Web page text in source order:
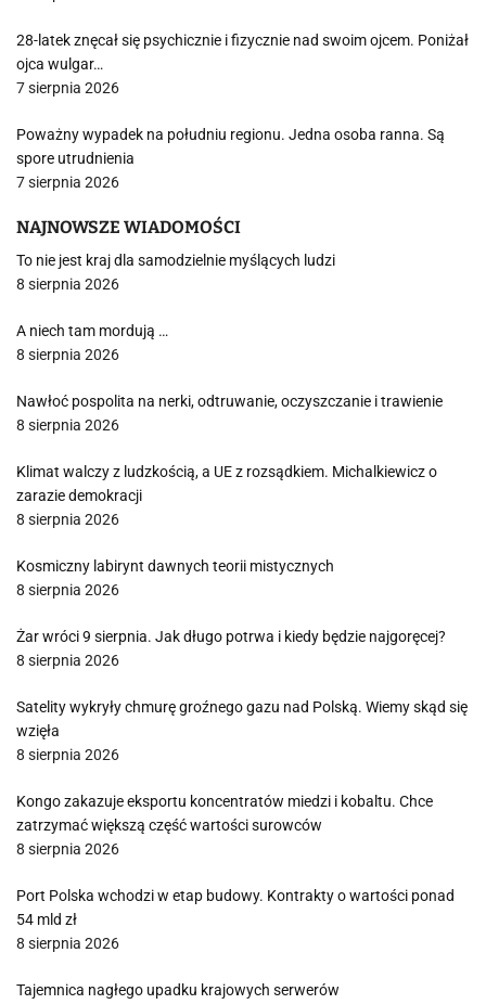
28-latek znęcał się psychicznie i fizycznie nad swoim ojcem. Poniżał
ojca wulgar…
7 sierpnia 2026
Poważny wypadek na południu regionu. Jedna osoba ranna. Są
spore utrudnienia
7 sierpnia 2026
NAJNOWSZE WIADOMOŚCI
To nie jest kraj dla samodzielnie myślących ludzi
8 sierpnia 2026
A niech tam mordują …
8 sierpnia 2026
Nawłoć pospolita na nerki, odtruwanie, oczyszczanie i trawienie
8 sierpnia 2026
Klimat walczy z ludzkością, a UE z rozsądkiem. Michalkiewicz o
zarazie demokracji
8 sierpnia 2026
Kosmiczny labirynt dawnych teorii mistycznych
8 sierpnia 2026
Żar wróci 9 sierpnia. Jak długo potrwa i kiedy będzie najgoręcej?
8 sierpnia 2026
Satelity wykryły chmurę groźnego gazu nad Polską. Wiemy skąd się
wzięła
8 sierpnia 2026
Kongo zakazuje eksportu koncentratów miedzi i kobaltu. Chce
zatrzymać większą część wartości surowców
8 sierpnia 2026
Port Polska wchodzi w etap budowy. Kontrakty o wartości ponad
54 mld zł
8 sierpnia 2026
Tajemnica nagłego upadku krajowych serwerów